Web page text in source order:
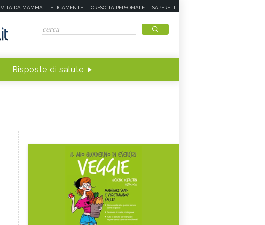
VITA DA MAMMA ETICAMENTE CRESCITA PERSONALE SAPERE.IT
Risposte di salute